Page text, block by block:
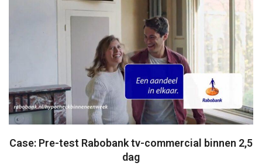
Case: Pre-test Rabobank tv-commercial binnen 2,5
dag